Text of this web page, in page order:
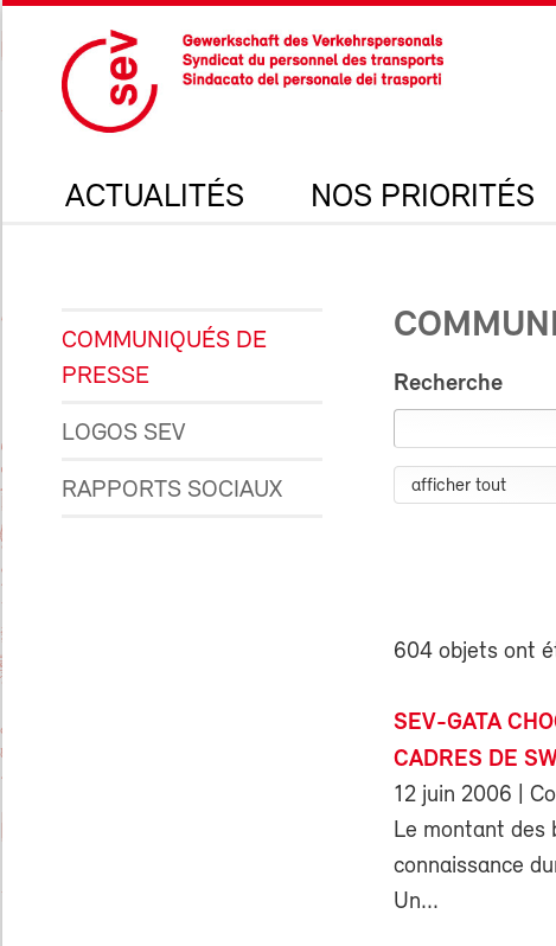
ACTUALITÉS NOS PRIORITÉS
COMMUNIQUÉS DE
PRESSE
LOGOS SEV
RAPPORTS SOCIAUX
Recherche
604 objets ont
SEV-GATA
CADRES DE
12 juin 2006 |
Le montant des
connaissance
Un...